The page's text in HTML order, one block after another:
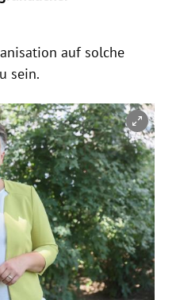
auf solche
sein.
schließen